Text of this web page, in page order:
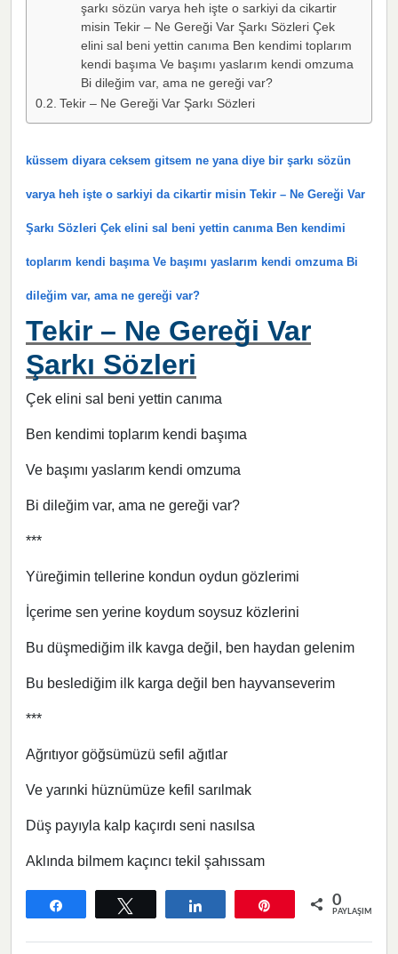
şarkı sözün varya heh işte o sarkiyi da cikartir
misin Tekir – Ne Gereği Var Şarkı Sözleri Çek
elini sal beni yettin canıma Ben kendimi toplarım
kendi başıma Ve başımı yaslarım kendi omzuma
Bi dileğim var, ama ne gereği var?
Tekir – Ne Gereği Var Şarkı Sözleri
küssem diyara ceksem gitsem ne yana diye bir şarkı sözün
varya heh işte o sarkiyi da cikartir misin Tekir – Ne Gereği Var
Şarkı Sözleri Çek elini sal beni yettin canıma Ben kendimi
toplarım kendi başıma Ve başımı yaslarım kendi omzuma Bi
dileğim var, ama ne gereği var?
Tekir – Ne Gereği Var
Şarkı Sözleri
Çek elini sal beni yettin canıma
Ben kendimi toplarım kendi başıma
Ve başımı yaslarım kendi omzuma
Bi dileğim var, ama ne gereği var?
***
Yüreğimin tellerine kondun oydun gözlerimi
İçerime sen yerine koydum soysuz közlerini
Bu düşmediğim ilk kavga değil, ben haydan gelenim
Bu beslediğim ilk karga değil ben hayvanseverim
***
Ağrıtıyor göğsümüzü sefil ağıtlar
Ve yarınki hüznümüze kefil sarılmak
Düş payıyla kalp kaçırdı seni nasılsa
Aklında bilmem kaçıncı tekil şahıssam
0
PAYLAŞIMLAR